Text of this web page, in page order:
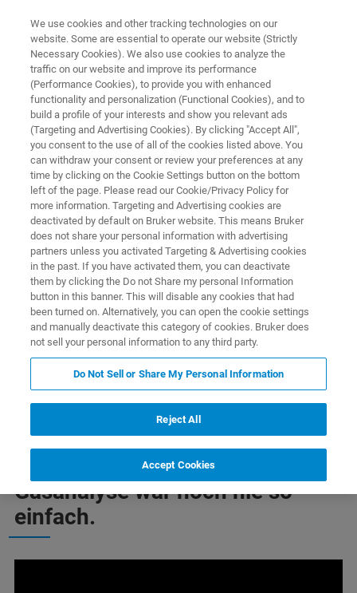
LEISTUNGSSTARKE GASANALYSESOFTWARE
OPUS GA
Highlights Mehr Informationen Kontakt
Gasanalyse war noch nie so
einfach.
We use cookies and other tracking technologies on our
website. Some are essential to operate our website (Strictly
Necessary Cookies). We also use cookies to analyze the
traffic on our website and improve its performance
(Performance Cookies), to provide you with enhanced
functionality and personalization (Functional Cookies), and to
build a profile of your interests and show you relevant ads
(Targeting and Advertising Cookies). By clicking "Accept All",
you consent to the use of all of the cookies listed above. You
can withdraw your consent or review your preferences at any
time by clicking on the Cookie Settings button on the bottom
left of the page. Please read our Cookie/Privacy Policy for
more information. Targeting and Advertising cookies are
deactivated by default on Bruker website. This means Bruker
does not share your personal information with advertising
partners unless you activated Targeting & Advertising cookies
in the past. If you have activated them, you can deactivate
them by clicking the Do not Share my personal Information
button in this banner. This will disable any cookies that had
been turned on. Alternatively, you can open the cookie settings
and manually deactivate this category of cookies. Bruker does
not sell your personal information to any third party.
Do Not Sell or Share My Personal Information
Reject All
Accept Cookies